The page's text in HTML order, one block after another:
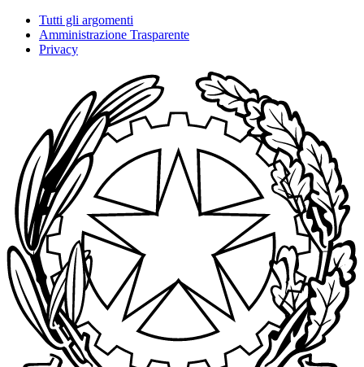
Tutti gli argomenti
Amministrazione Trasparente
Privacy